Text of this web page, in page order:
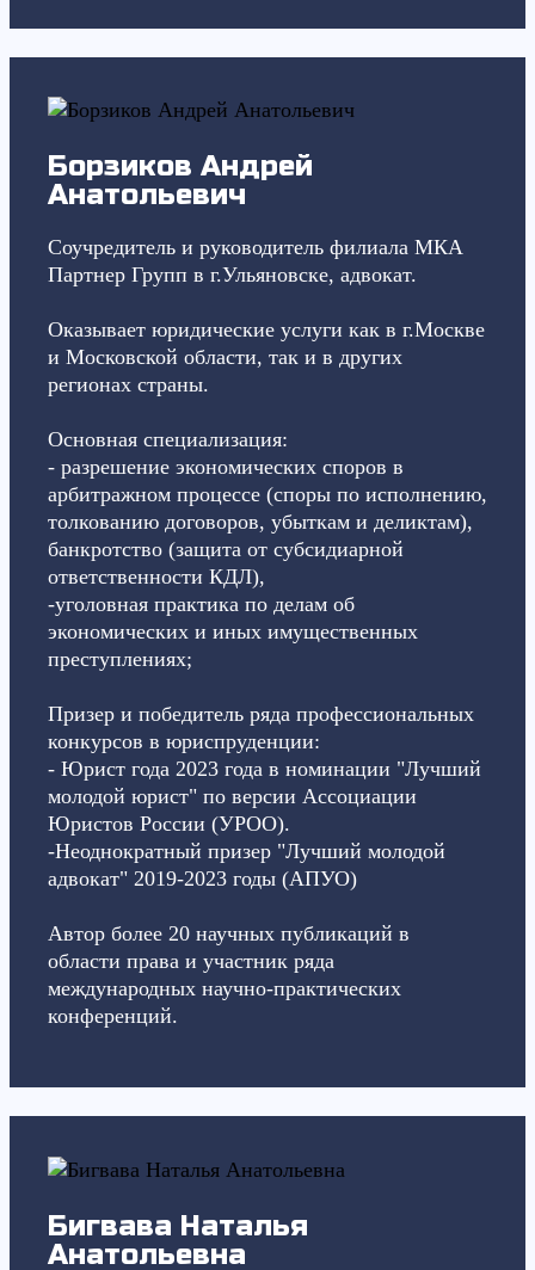
Борзиков Андрей
Анатольевич
Соучредитель и руководитель филиала МКА
Партнер Групп в г.Ульяновске, адвокат.
Оказывает юридические услуги как в г.Москве
и Московской области, так и в других
регионах страны.
Основная специализация:
- разрешение экономических споров в
арбитражном процессе (споры по исполнению,
толкованию договоров, убыткам и деликтам),
банкротство (защита от субсидиарной
ответственности КДЛ),
-уголовная практика по делам об
экономических и иных имущественных
преступлениях;
Призер и победитель ряда профессиональных
конкурсов в юриспруденции:
- Юрист года 2023 года в номинации "Лучший
молодой юрист" по версии Ассоциации
Юристов России (УРОО).
-Неоднократный призер "Лучший молодой
адвокат" 2019-2023 годы (АПУО)
Автор более 20 научных публикаций в
области права и участник ряда
международных научно-практических
конференций.
Бигвава Наталья
Анатольевна